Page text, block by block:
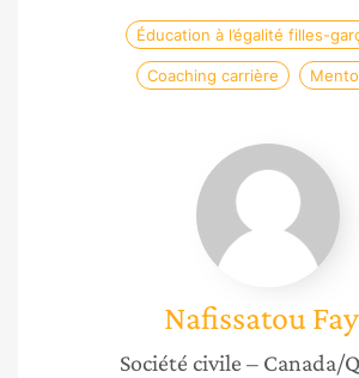
Éducation à l’égalité filles-
Coaching carrière
Nafissatou
Faye
Nafissatou
Société civile – Canada/